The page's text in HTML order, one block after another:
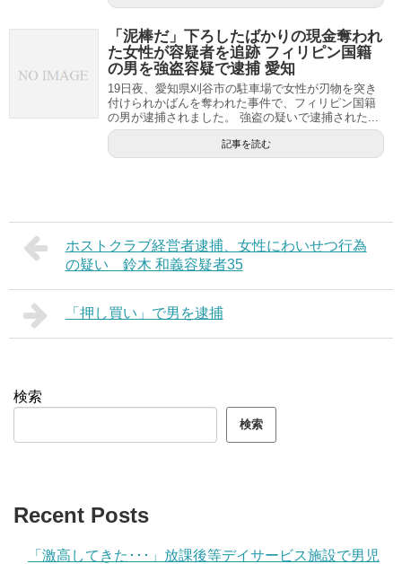
「泥棒だ」下ろしたばかりの現金奪われ
た女性が容疑者を追跡 フィリピン国籍
の男を強盗容疑で逮捕 愛知
19日夜、愛知県刈谷市の駐車場で女性が刃物を突き
付けられかばんを奪われた事件で、フィリピン国籍
の男が逮捕されました。 強盗の疑いで逮捕された...
記事を読む
ホストクラブ経営者逮捕、女性にわいせつ行為
の疑い 鈴木 和義容疑者35
「押し買い」で男を逮捕
検索
検索
Recent Posts
「激高してきた･･･」放課後等デイサービス施設で男児